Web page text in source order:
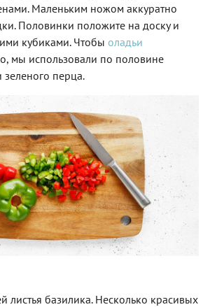
Маленьким ножом аккуратно
Половинки положите на доску и
кубиками. Чтобы оладьи
мы использовали по половине
зеленого перца.
листья базилика. Несколько красивых